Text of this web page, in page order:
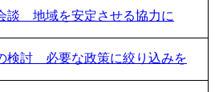
談 地域を安定させる協力に
検討 必要な政策に絞り込みを